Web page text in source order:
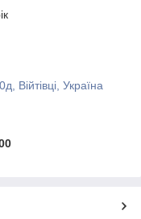
Війтівці, Україна